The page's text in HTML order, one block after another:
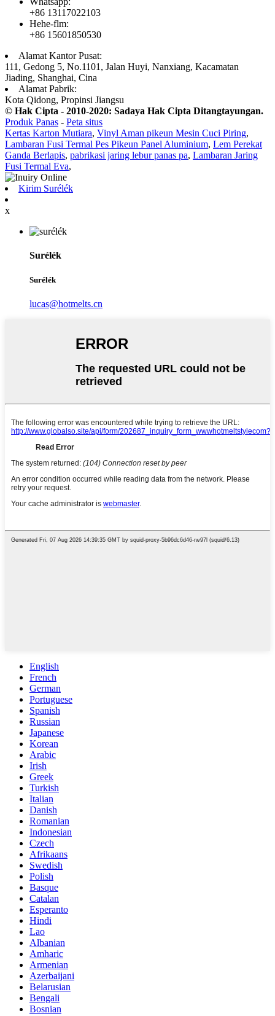
+86 13117022103
Hehe-flm:
+86 15601850530
Alamat Kantor Pusat:
111, Gedong 5, No.1101, Jalan Huyi, Nanxiang, Kacamatan
Jiading, Shanghai, Cina
Alamat Pabrik:
Kota Qidong, Propinsi Jiangsu
© Hak Cipta - 2010-2020: Sadaya Hak Cipta Ditangtayungan.
Produk Panas - Peta situs
Kertas Karton Mutiara, Vinyl Aman pikeun Mesin Cuci Piring,
Lambaran Fusi Termal Pes Pikeun Panel Aluminium, Lem Perekat
Ganda Berlapis, pabrikasi jaring lebur panas pa, Lambaran Jaring
Fusi Termal Eva,
Kirim Surélék
x
Surélék
Surélék
lucas@hotmelts.cn
English
French
German
Portuguese
Spanish
Russian
Japanese
Korean
Arabic
Irish
Greek
Turkish
Italian
Danish
Romanian
Indonesian
Czech
Afrikaans
Swedish
Polish
Basque
Catalan
Esperanto
Hindi
Lao
Albanian
Amharic
Armenian
Azerbaijani
Belarusian
Bengali
Bosnian